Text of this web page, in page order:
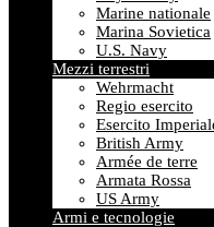
Marine nationale
Marina Sovietica
U.S. Navy
Mezzi terrestri
Wehrmacht
Regio esercito
Esercito
British Army
Armée de terre
Armata Rossa
US Army
Armi e tecnologie